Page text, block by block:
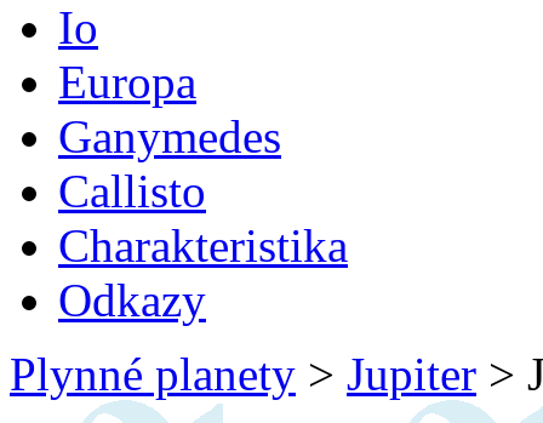
Io
Europa
Ganymedes
Callisto
Charakteristika
Odkazy
Plynné planety > Jupiter >